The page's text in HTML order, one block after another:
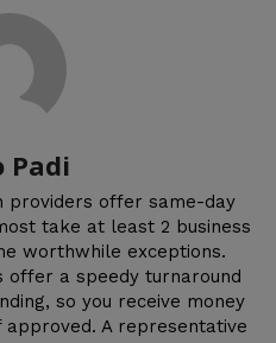
Padi
providers offer same-day
take at least 2 business
worthwhile exceptions.
offer a speedy turnaround
so you receive money
A representative